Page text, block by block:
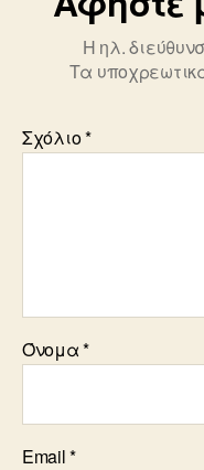
Η ηλ.
Τα
Σχόλιο*
Όνομα*
Email*